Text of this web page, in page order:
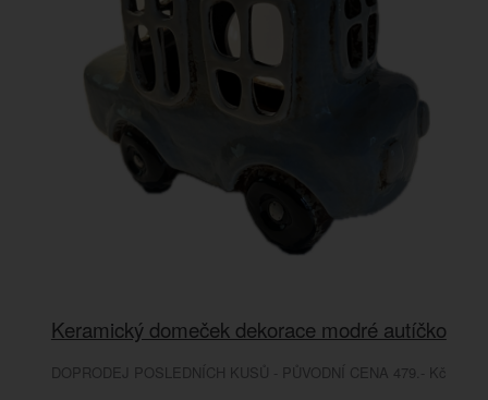
Keramický domeček dekorace modré autíčko
DOPRODEJ POSLEDNÍCH KUSŮ - PŮVODNÍ CENA 479.- Kč